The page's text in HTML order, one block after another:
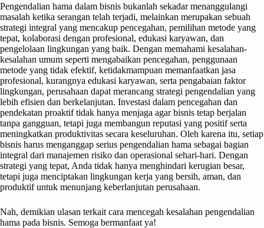
Pengendalian hama dalam bisnis bukanlah sekadar menanggulangi
masalah ketika serangan telah terjadi, melainkan merupakan sebuah
strategi integral yang mencakup pencegahan, pemilihan metode yang
tepat, kolaborasi dengan profesional, edukasi karyawan, dan
pengelolaan lingkungan yang baik. Dengan memahami kesalahan-
kesalahan umum seperti mengabaikan pencegahan, penggunaan
metode yang tidak efektif, ketidakmampuan memanfaatkan jasa
profesional, kurangnya edukasi karyawan, serta pengabaian faktor
lingkungan, perusahaan dapat merancang strategi pengendalian yang
lebih efisien dan berkelanjutan. Investasi dalam pencegahan dan
pendekatan proaktif tidak hanya menjaga agar bisnis tetap berjalan
tanpa gangguan, tetapi juga membangun reputasi yang positif serta
meningkatkan produktivitas secara keseluruhan. Oleh karena itu, setiap
bisnis harus menganggap serius pengendalian hama sebagai bagian
integral dari manajemen risiko dan operasional sehari-hari. Dengan
strategi yang tepat, Anda tidak hanya menghindari kerugian besar,
tetapi juga menciptakan lingkungan kerja yang bersih, aman, dan
produktif untuk menunjang keberlanjutan perusahaan.
Nah, demikian ulasan terkait cara mencegah kesalahan pengendalian
hama pada bisnis. Semoga bermanfaat ya!